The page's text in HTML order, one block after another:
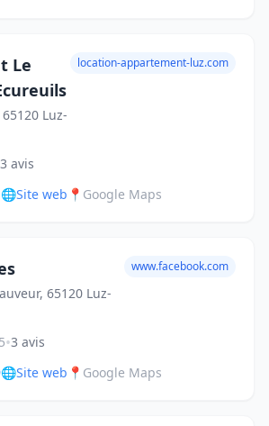
Le
Luz-
location-appartement-luz.com
3 avis
🌐Site web 📍 Google Maps
65120 Luz-
www.facebook.com
•3 avis
🌐Site web 📍 Google Maps